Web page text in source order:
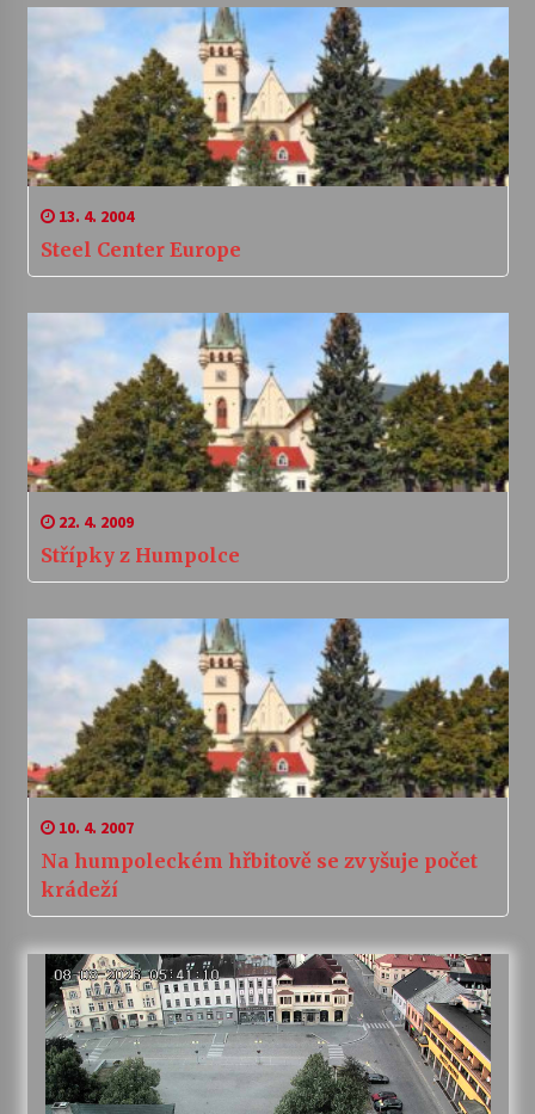
13. 4. 2004
Steel Center Europe
22. 4. 2009
Střípky z Humpolce
10. 4. 2007
Na humpoleckém hřbitově se zvyšuje počet
krádeží